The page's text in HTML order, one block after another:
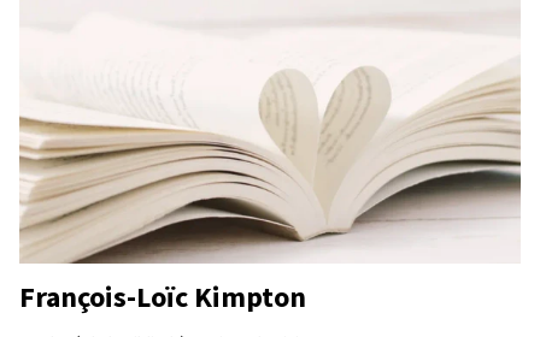
François-Loïc Kimpton